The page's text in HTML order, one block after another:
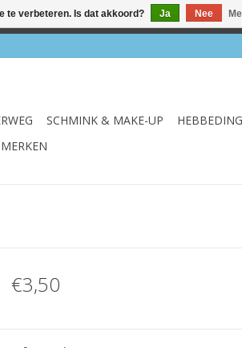
SCHMINK & MAKE-UP
MERKEN
€3,50
te verbeteren. Is dat akkoord? Ja Nee
verzenden vanaf €75 ✔ Levertijd 1-3